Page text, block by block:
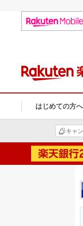
はじめての方へ
キャ